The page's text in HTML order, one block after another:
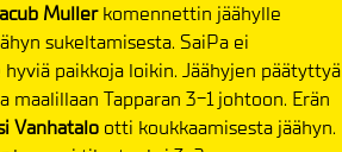
Mullerkomennettin jäähylle
sukeltamisesta. SaiPa ei
paikkoja loikin. Jäähyjen päätyttyä
Tapparan 3-1 johtoon. Erän
Vanhatalo otti koukkaamisesta jäähyn.